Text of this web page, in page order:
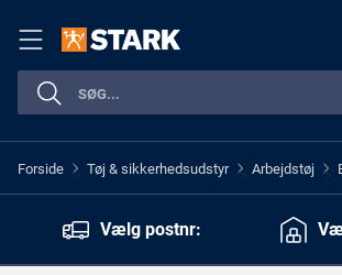
Forside > Tøj & sikkerhedsudstyr > Arbejdstøj >
Vælg postnr: